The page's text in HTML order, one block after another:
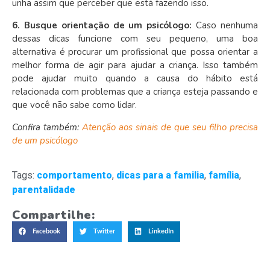
unha assim que perceber que está fazendo isso.
6. Busque orientação de um psicólogo:Caso nenhuma
dessas dicas funcione com seu pequeno, uma boa
alternativa é procurar um profissional que possa orientar a
melhor forma de agir para ajudar a criança. Isso também
pode ajudar muito quando a causa do hábito está
relacionada com problemas que a criança esteja passando e
que você não sabe como lidar.
Confira também: Atenção aos sinais de que seu filho precisa
de um psicólogo
Tags: comportamento, dicas para a familia, família,
parentalidade
Compartilhe:
Facebook Twitter LinkedIn